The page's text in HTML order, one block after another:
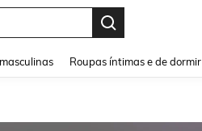
Roupas íntimas e de dormir